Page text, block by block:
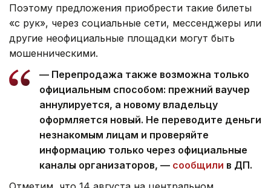
Поэтому предложения приобрести такие билеты
«с рук», через социальные сети, мессенджеры или
другие неофициальные площадки могут быть
мошенническими.
— Перепродажа также возможна только
официальным способом: прежний ваучер
аннулируется, а новому владельцу
оформляется новый. Не переводите деньги
незнакомым лицам и проверяйте
информацию только через официальные
каналы организаторов, — сообщили в ДП.